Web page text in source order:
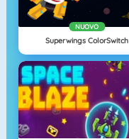
NUOVO
Superwings ColorSwitch